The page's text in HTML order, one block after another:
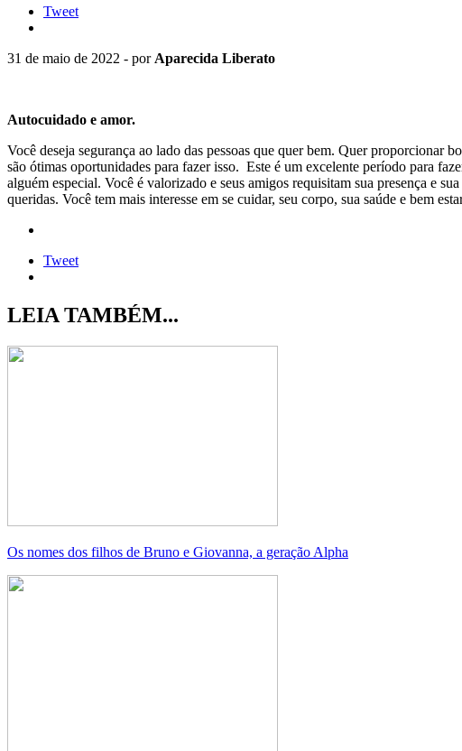
Tweet
31 de maio de 2022 - por Aparecida Liberato
Autocuidado e amor.
Você deseja segurança ao lado das pessoas que quer bem. Quer proporcionar
são ótimas oportunidades para fazer isso. Este é um excelente período para
alguém especial. Você é valorizado e seus amigos requisitam sua presença e
queridas. Você tem mais interesse em se cuidar, seu corpo, sua saúde e bem
Tweet
LEIA TAMBÉM...
Os nomes dos filhos de Bruno e Giovanna, a geração Alpha